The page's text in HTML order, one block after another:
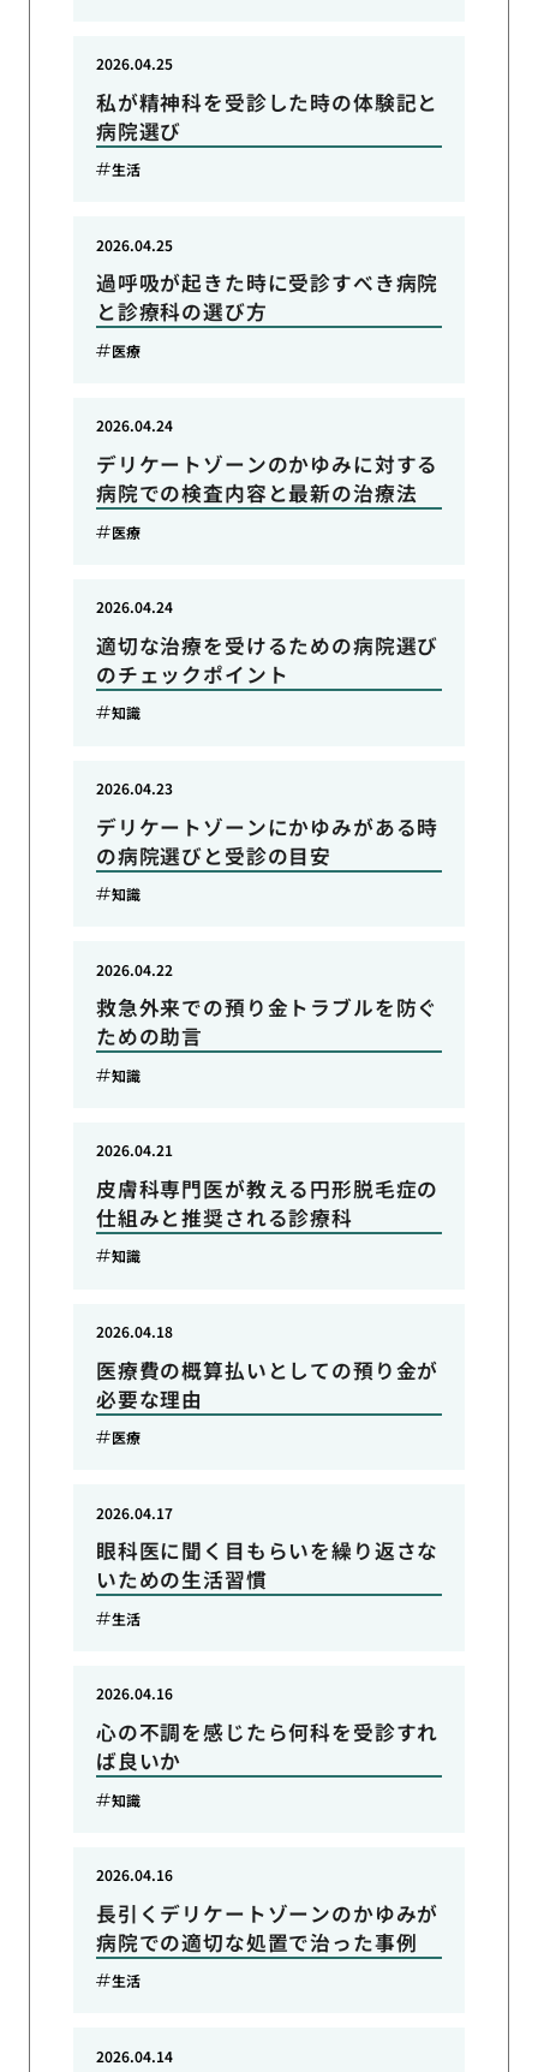
私が精神科を受診した時の体験記と
病院選び
2026.04.25
生活
過呼吸が起きた時に受診すべき病院
と診療科の選び方
2026.04.25
医療
デリケートゾーンのかゆみに対する
病院での検査内容と最新の治療法
2026.04.24
医療
適切な治療を受けるための病院選び
のチェックポイント
2026.04.24
知識
デリケートゾーンにかゆみがある時
の病院選びと受診の目安
2026.04.23
知識
救急外来での預り金トラブルを防ぐ
ための助言
2026.04.22
知識
皮膚科専門医が教える円形脱毛症の
仕組みと推奨される診療科
2026.04.21
知識
医療費の概算払いとしての預り金が
必要な理由
2026.04.18
医療
眼科医に聞く目もらいを繰り返さな
いための生活習慣
2026.04.17
生活
心の不調を感じたら何科を受診すれ
ば良いか
2026.04.16
知識
長引くデリケートゾーンのかゆみが
病院での適切な処置で治った事例
2026.04.16
生活
2026.04.14